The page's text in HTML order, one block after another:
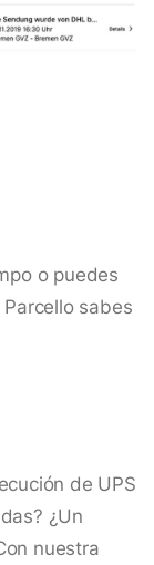
o puedes
sabes
de UPS
¿Un
nuestra